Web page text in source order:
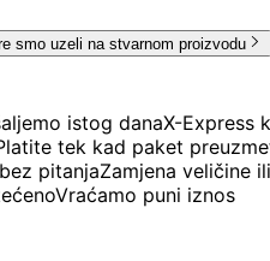
smo uzeli na stvarnom proizvodu
istog danaX-Express
tek kad paket
pitanjaZamjena veličine
Vraćamo puni iznos